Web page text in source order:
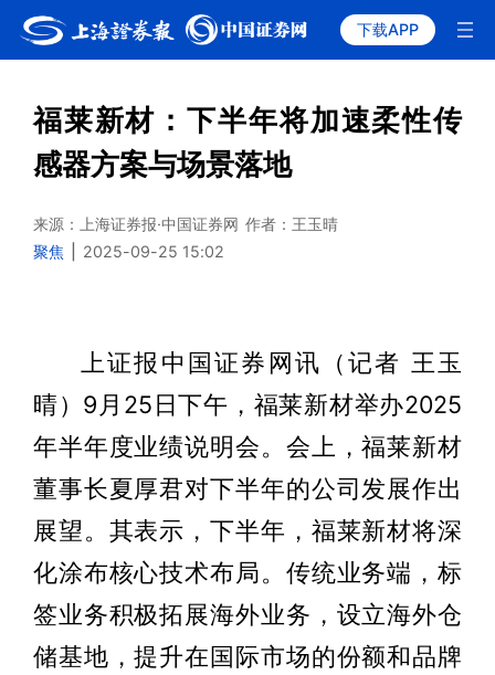
下载APP
福莱新材：下半年将加速柔性传
感器方案与场景落地
来源：上海证券报·中国证券网 作者：王玉晴
聚焦
2025-09-25 15:02
上证报中国证券网讯（记者 王玉
晴）9月25日下午，福莱新材举办2025
年半年度业绩说明会。会上，福莱新材
董事长夏厚君对下半年的公司发展作出
展望。其表示，下半年，福莱新材将深
化涂布核心技术布局。传统业务端，标
签业务积极拓展海外业务，设立海外仓
储基地，提升在国际市场的份额和品牌